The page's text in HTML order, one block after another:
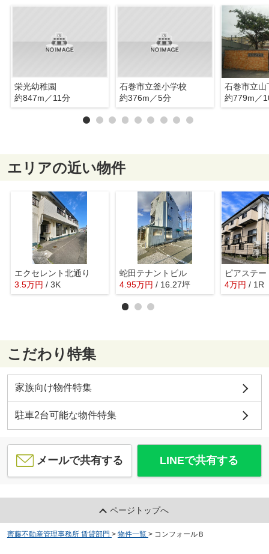
栄光幼稚園
約847m／11分
石巻市立釜小学校
約376m／5分
石巻市立山
約779m／
エリアの近い物件
エクセレント北通り
3.5万円 / 3K
蛇田テナントビル
4.95万円 / 16.27坪
ピアステ
4万円 / 1R
こだわり特集
家族向け物件特集
駐車2台可能な物件特集
メールで共有する LINEで共有する
ページトップへ
齊藤不動産管理事務所 賃貸部門 > 物件一覧 > コンフォールＢ